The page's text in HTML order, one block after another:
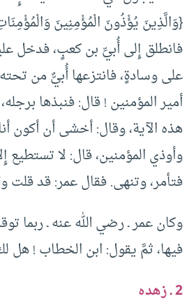
فانطلق إِلى أُبيِّ بن كعبٍ، فدخل
على وسادةٍ، فانتزعها أُبيٌّ من
أمير المؤمنين ! قال: فنبذها
هذه الآية، وقال: أخشى أن أكون
وأوذي المؤمنين، قال: لا تستطيع
فتأمر، وتنهى. فقال عمر: قد قلت
وكان عمر ـ رضي الله عنه ـ ربما
فيها، ثمَّ يقول: ابن الخطاب ! هل
2 ـ زهده